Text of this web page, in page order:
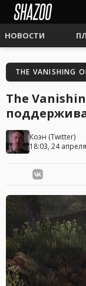
НОВОСТИ
THE VANISHING
The
Коэн (Twitter)
18:03, 24